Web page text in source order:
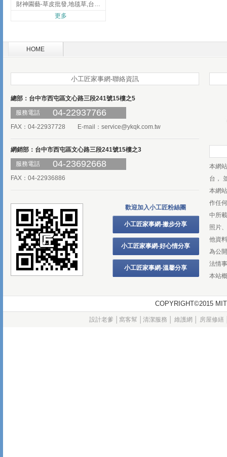
財神園藝-草皮批發,地毯草,台北草,彰化地毯草,彰化台北草
更多
HOME
小工匠家事網-聯絡資訊
總部：台中市西屯區文心路三段241號15樓之5
服務電話
04-22937766
FAX：04-22937728 E-mail： service@ykqk.com.tw
網銷部：台中市西屯區文心路三段241號15樓之3
服務電話
04-23692668
FAX：04-22936886
歡迎加入小工匠粉絲團
小工匠家事網-撇步分享
小工匠家事網-好心情分享
小工匠家事網-溫馨分享
本網
台，
本網
作任
中所
照片
他資
為公
法情
本站
COPYRIGHT©2015
設計老爹 窩客幫 清潔服務 維護網 房屋修繕